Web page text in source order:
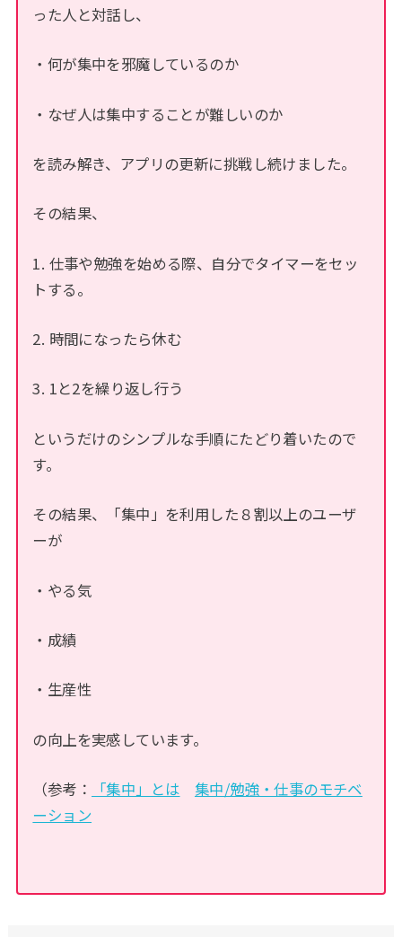
った人と対話し、
・何が集中を邪魔しているのか
・なぜ人は集中することが難しいのか
を読み解き、アプリの更新に挑戦し続けました。
その結果、
1. 仕事や勉強を始める際、自分でタイマーをセッ
トする。
2. 時間になったら休む
3. 1と2を繰り返し行う
というだけのシンプルな手順にたどり着いたので
す。
その結果、「集中」を利用した８割以上のユーザ
ーが
・やる気
・成績
・生産性
の向上を実感しています。
（参考： 「集中」とは
集中/勉強・仕事のモチベ
ーション